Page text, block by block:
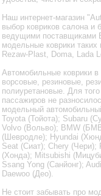
Наш интернет-магазин
выбор ковриков салона и
ведущими поставщиками
модельные коврики
Rezaw-Plast, Doma, Lada
Автомобильные коврики
ворсовые, резиновые,
полиуретановые. Для
пассажиров не
модельный
Toyota (Тойота); Subaru
Volvo (Вольво); BMW
(Шевродле); Hyundai
Seat (Сиат); Chery (Чери);
(Хонда); Mitsubishi
Ssang Yong (Санйонг);
Daewoo (Део).
Не стоит забывать про